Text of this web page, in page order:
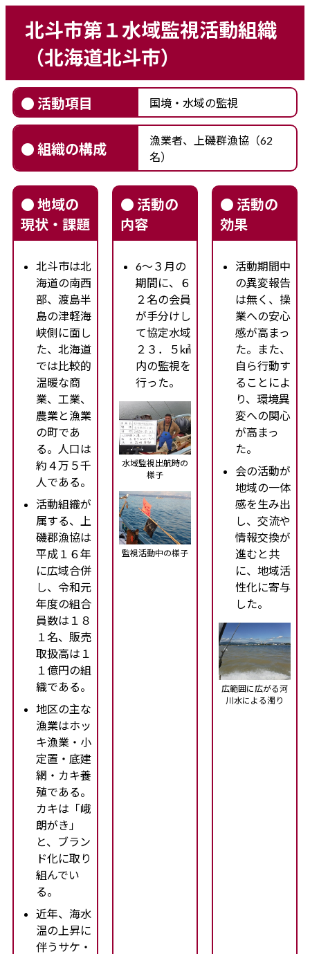
北斗市第１水域監視活動組織
（北海道北斗市）
● 活動項目 国境・水域の監視
● 組織の構成
漁業者、上磯群漁協（62
名）
● 地域の
現状・課題
北斗市は北
海道の南西
部、渡島半
島の津軽海
峡側に面し
た、北海道
では比較的
温暖な商
業、工業、
農業と漁業
の町であ
る。人口は
約４万５千
人である。
活動組織が
属する、上
磯郡漁協は
平成１６年
に広域合併
し、令和元
年度の組合
員数は１８
１名、販売
取扱高は１
１億円の組
織である。
地区の主な
漁業はホッ
キ漁業・小
定置・底建
網・カキ養
殖である。
カキは「峨
朗がき」
と、ブラン
ド化に取り
組んでい
る。
近年、海水
温の上昇に
伴うサケ・
● 活動の
内容
6～３月の
期間に、６
２名の会員
が手分けし
て協定水域
２３．５㎢
内の監視を
行った。
水域監視出航時の
様子
監視活動中の様子
● 活動の
効果
活動期間中
の異変報告
は無く、操
業への安心
感が高まっ
た。また、
自ら行動す
ることによ
り、環境異
変への関心
が高まっ
た。
会の活動が
地域の一体
感を生み出
し、交流や
情報交換が
進むと共
に、地域活
性化に寄与
した。
広範囲に広がる河
川水による濁り